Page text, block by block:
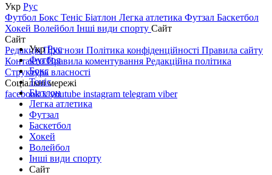
Укр Рус
Футбол Бокс Теніс Біатлон Легка атлетика Футзал Баскетбол
Хокей Волейбол Інші види спорту Сайт
Сайт
РедакціяПрогнози Політика конфіденційності Правила сайту
КонтактиПравила коментування Редакційна політика
Структура власності
Соціальні мережі
facebookxyoutube instagram telegram viber
УкрРус
Футбол
Бокс
Теніс
Біатлон
Легка атлетика
Футзал
Баскетбол
Хокей
Волейбол
Інші види спорту
Сайт